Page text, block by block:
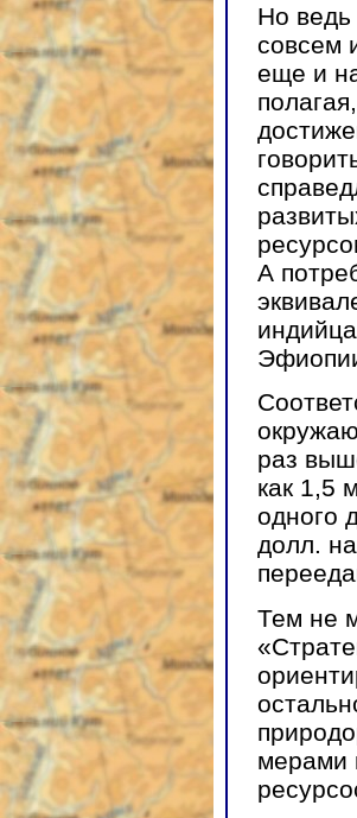
Но
совсем
еще и
А
раз
как 1,5
одного
долл.
Тем не
мерами